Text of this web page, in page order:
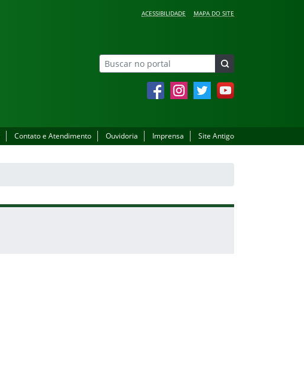
ACESSIBILIDADE MAPA DO SITE
FacebookInstagramTwitter YouTube
Contato e Atendimento Ouvidoria Imprensa Site Antigo